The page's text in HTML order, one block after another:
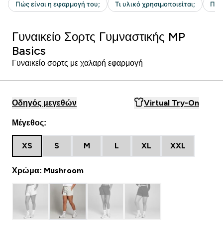
Γυναικείο Σορτς Γυμναστικής MP
Basics
Γυναικείο σορτς με χαλαρή εφαρμογή
Οδηγός μεγεθών Virtual Try-On
Μέγεθος:
XS S M L XL XXL
Χρώμα: Mushroom